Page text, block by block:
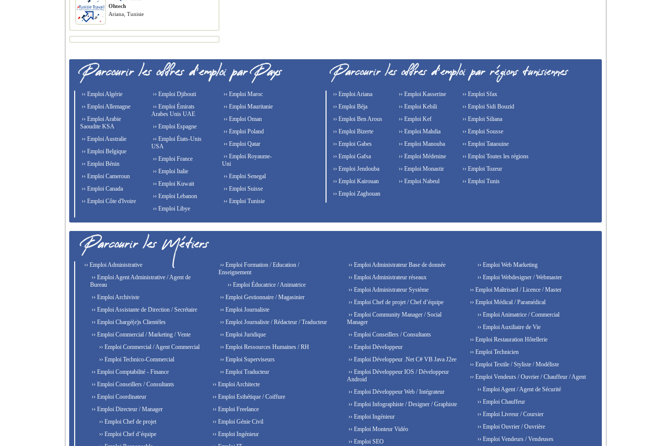
Ohtech
Ariana, Tunisie
›› Emploi Algérie
›› Emploi Allemagne
›› Emploi Arabie
Saoudite KSA
›› Emploi Australie
›› Emploi Belgique
›› Emploi Bénin
›› Emploi Cameroun
›› Emploi Canada
›› Emploi Côte d'Ivoire
›› Emploi Djibouti
›› Emploi Émirats
Arabes Unis UAE
›› Emploi Espagne
›› Emploi États-Unis
USA
›› Emploi France
›› Emploi Italie
›› Emploi Kuwait
›› Emploi Lebanon
›› Emploi Libye
›› Emploi Maroc
›› Emploi Mauritanie
›› Emploi Oman
›› Emploi Poland
›› Emploi Qatar
›› Emploi Royaume-
Uni
›› Emploi Senegal
›› Emploi Suisse
›› Emploi Tunisie
›› Emploi Ariana
›› Emploi Béja
›› Emploi Ben Arous
›› Emploi Bizerte
›› Emploi Gabes
›› Emploi Gafsa
›› Emploi Jendouba
›› Emploi Kairouan
›› Emploi Kasserine
›› Emploi Kebili
›› Emploi Kef
›› Emploi Mahdia
›› Emploi Manouba
›› Emploi Médenine
›› Emploi Monastir
›› Emploi Nabeul
›› Emploi Sfax
›› Emploi Sidi Bouzid
›› Emploi Siliana
›› Emploi Sousse
›› Emploi Tataouine
›› Emploi Toutes les régions
›› Emploi Tozeur
›› Emploi Tunis
›› Emploi Zaghouan
›› Emploi Administrative
›› Emploi Agent Administrative / Agent de
Bureau
›› Emploi Archiviste
›› Emploi Assistante de Direction / Secrétaire
›› Emploi Chargé(e)s Clientèles
›› Emploi Commercial / Marketing / Vente
›› Emploi Commercial / Agent Commercial
›› Emploi Technico-Commercial
›› Emploi Comptabilité - Finance
›› Emploi Conseillers / Consultants
›› Emploi Coordinateur
›› Emploi Directeur / Manager
›› Emploi Chef de projet
›› Emploi Chef d’équipe
›› Emploi Formation / Education /
Enseignement
›› Emploi Éducatrice / Animatrice
›› Emploi Gestionnaire / Magasinier
›› Emploi Journaliste
›› Emploi Journaliste / Rédacteur / Traducteur
›› Emploi Juridique
›› Emploi Ressources Humaines / RH
›› Emploi Superviseurs
›› Emploi Traducteur
›› Emploi Architecte
›› Emploi Esthétique / Coiffure
›› Emploi Freelance
›› Emploi Génie Civil
›› Emploi Ingénieur
›› Emploi Administrateur Base de donnée
›› Emploi Administrateur réseaux
›› Emploi Administrateur Système
›› Emploi Chef de projet / Chef d’équipe
›› Emploi Community Manager / Social
Manager
›› Emploi Conseillers / Consultants
›› Emploi Développeur
›› Emploi Développeur .Net C# VB Java J2ee
›› Emploi Développeur IOS / Développeur
Android
›› Emploi Développeur Web / Intégrateur
›› Emploi Infographiste / Designer / Graphiste
›› Emploi Ingénieur
›› Emploi Monteur Vidéo
›› Emploi SEO
›› Emploi Web Marketing
›› Emploi Webdesigner / Webmaster
›› Emploi Maîtrisard / Licence / Master
›› Emploi Médical / Paramédical
›› Emploi Animatrice / Commercial
›› Emploi Auxiliaire de Vie
›› Emploi Restauration Hôtellerie
›› Emploi Technicien
›› Emploi Textile / Styliste / Modéliste
›› Emploi Vendeurs / Ouvrier / Chauffeur / Agent
›› Emploi Agent / Agent de Sécurité
›› Emploi Chauffeur
›› Emploi Livreur / Coursier
›› Emploi Ouvrier / Ouvrière
›› Emploi Vendeurs / Vendeuses